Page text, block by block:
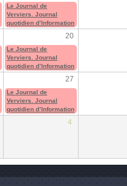
Le Journal de
Verviers. Journal
quotidien d’Information
20
Le Journal de
Verviers. Journal
quotidien d’Information
27
Le Journal de
Verviers. Journal
quotidien d’Information
4